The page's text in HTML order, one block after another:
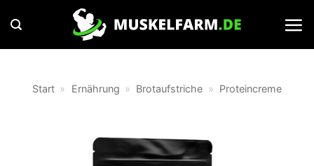
Inhalt
springen
Start » Ernährung » Brotaufstriche » Proteincreme